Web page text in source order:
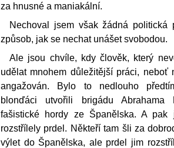
za hnusné a maniakální.
Nechoval jsem však žádná politická
způsob, jak se nechat unášet svobodou.
Ale jsou chvíle, kdy člověk, který
udělat mnohem důležitější práci, neboť
angažován. Bylo to nedlouho
blonďáci utvořili brigádu Abrahama
fašistické hordy ze Španělska. A pak
rozstřílely prdel. Někteří tam šli za
výlet do Španělska, ale prdel jim